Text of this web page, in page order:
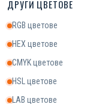
ДРУГИ ЦВЕТОВЕ
RGB цветове
HEX цветове
CMYK цветове
HSL цветове
LAB цветове